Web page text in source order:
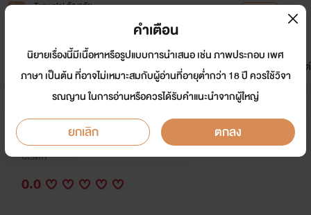
Tunwalai ธัญวลัย
หน้าแรก นิยาย อีบุ๊ก การ์ตูน
มาใหม่
ดรีมแชท ธัญลิสต์
พลาดพลั้งบังเอิญรัก
นักเขียน: พราภัค
อีโรติก
0.0
คำเตือน
นิยายเรื่องนี้มีเนื้อหาหรือรูปแบบการนำเสนอ เช่น ภาพประกอบ เพศ
ภาษา เป็นต้น ที่อาจไม่เหมาะสมกับผู้อ่านที่อายุต่ำกว่า 18 ปี ควรใช้วิจา
รณญาน ในการอ่านหรือควรได้รับคำแนะนำจากผู้ใหญ่
ยกเลิก ตกลง